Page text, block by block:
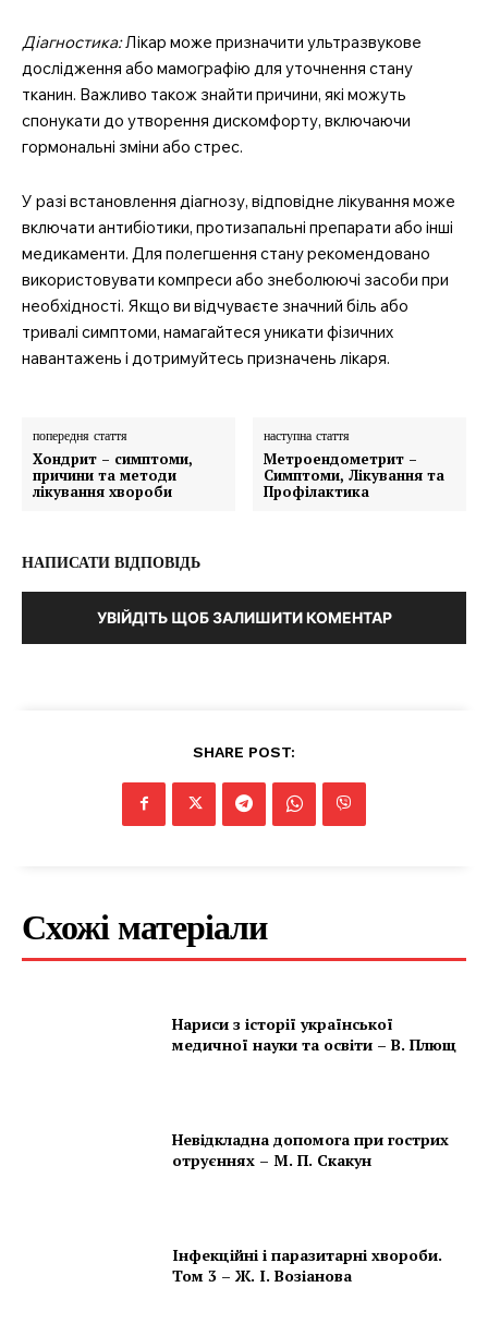
Діагностика:Лікар може призначити ультразвукове
дослідження або мамографію для уточнення стану
тканин. Важливо також знайти причини, які можуть
спонукати до утворення дискомфорту, включаючи
гормональні зміни або стрес.
У разі встановлення діагнозу, відповідне лікування може
включати антибіотики, протизапальні препарати або інші
медикаменти. Для полегшення стану рекомендовано
використовувати компреси або знеболюючі засоби при
необхідності. Якщо ви відчуваєте значний біль або
тривалі симптоми, намагайтеся уникати фізичних
навантажень і дотримуйтесь призначень лікаря.
попередня стаття
Хондрит – симптоми,
причини та методи
лікування хвороби
наступна стаття
Метроендометрит –
Симптоми, Лікування та
Профілактика
НАПИСАТИ ВІДПОВІДЬ
УВІЙДІТЬ ЩОБ ЗАЛИШИТИ КОМЕНТАР
SHARE POST:
Схожі матеріали
Нариси з історії української
медичної науки та освіти – В. Плющ
Невідкладна допомога при гострих
отруєннях – М. П. Скакун
Інфекційні і паразитарні хвороби.
Том 3 – Ж. І. Возіанова